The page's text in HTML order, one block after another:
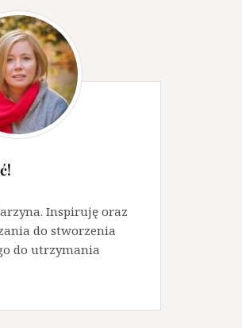
Inspiruję oraz
do stworzenia
do utrzymania